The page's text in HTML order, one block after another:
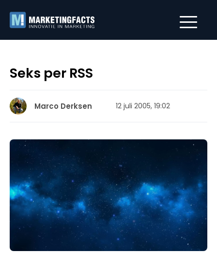
Seks per RSS
Marco Derksen 12 juli 2005, 19:02